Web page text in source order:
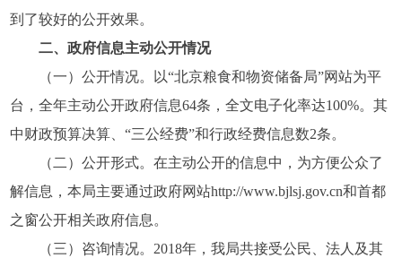
到了较好的公开效果。
二、政府信息主动公开情况
（一）公开情况。以“北京粮食和物资储备局”网站为平
台，全年主动公开政府信息64条，全文电子化率达100%。其
中财政预算决算、“三公经费”和行政经费信息数2条。
（二）公开形式。在主动公开的信息中，为方便公众了
解信息，本局主要通过政府网站http://www.bjlsj.gov.cn和首都
之窗公开相关政府信息。
（三）咨询情况。2018年，我局共接受公民、法人及其